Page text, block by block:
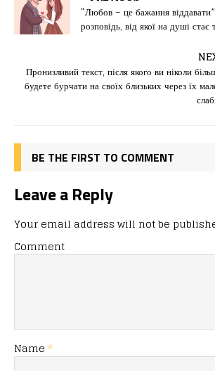
e
b
o
o
o
d
o
n
l и
т
ис
я
“Любов – це бажання
розповідь, від якої на душі
Пронизливий текст, після якого ви ніколи
будете бурчати на своїх близьких через їх
BE THE FIRST TO COMMENT
Leave a Reply
Your email address will not be
Comment
Name *